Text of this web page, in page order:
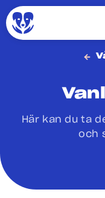
Här kan du ta
och